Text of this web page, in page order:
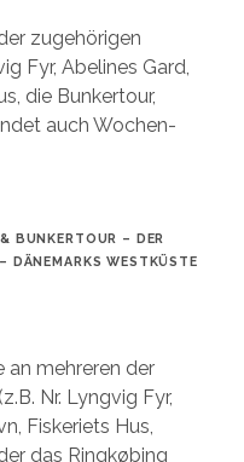
zugehörigen
Fyr, Abelines Gard,
die Bunkertour,
auch Wochen-
BUNKERTOUR – DER
DÄNEMARKS WESTKÜSTE
an mehreren der
Nr. Lyngvig Fyr,
Fiskeriets Hus,
das Ringkøbing